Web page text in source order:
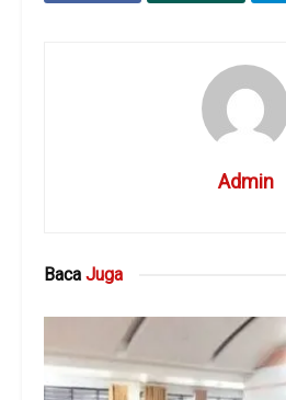
Admin
Baca Juga